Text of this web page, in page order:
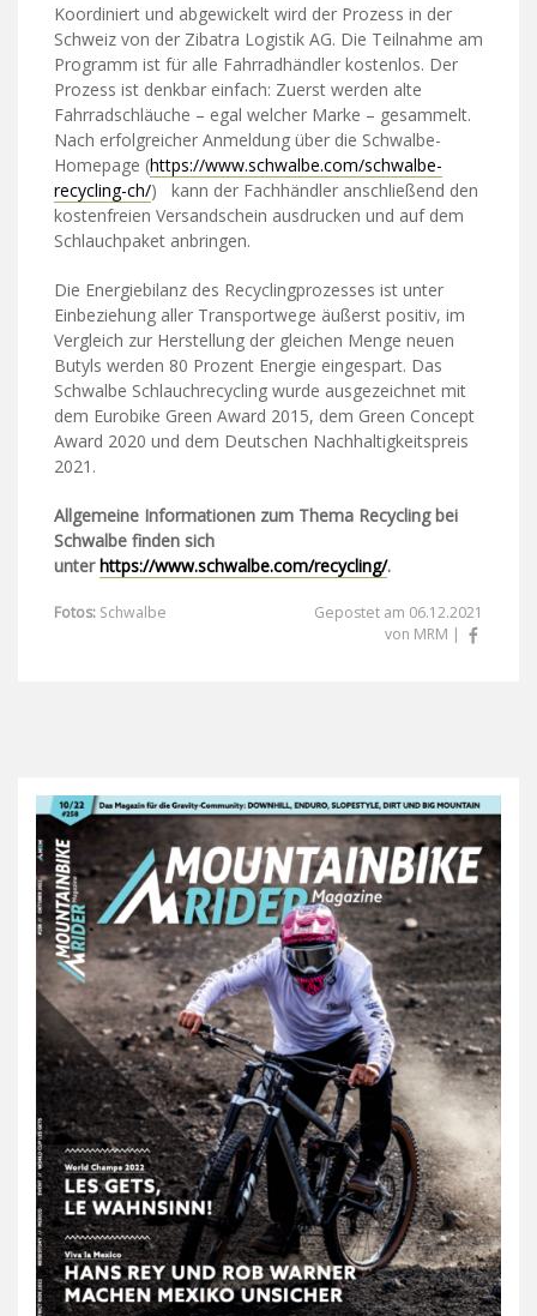
Koordiniert und abgewickelt wird der Prozess in der
Schweiz von der Zibatra Logistik AG. Die Teilnahme am
Programm ist für alle Fahrradhändler kostenlos. Der
Prozess ist denkbar einfach: Zuerst werden alte
Fahrradschläuche – egal welcher Marke – gesammelt.
Nach erfolgreicher Anmeldung über die Schwalbe-
Homepage (https://www.schwalbe.com/schwalbe-
recycling-ch/) kann der Fachhändler anschließend den
kostenfreien Versandschein ausdrucken und auf dem
Schlauchpaket anbringen.
Die Energiebilanz des Recyclingprozesses ist unter
Einbeziehung aller Transportwege äußerst positiv, im
Vergleich zur Herstellung der gleichen Menge neuen
Butyls werden 80 Prozent Energie eingespart. Das
Schwalbe Schlauchrecycling wurde ausgezeichnet mit
dem Eurobike Green Award 2015, dem Green Concept
Award 2020 und dem Deutschen Nachhaltigkeitspreis
2021.
Allgemeine Informationen zum Thema Recycling bei
Schwalbe finden sich
unterhttps://www.schwalbe.com/recycling/.
Fotos: Schwalbe
Gepostet am 06.12.2021
von MRM |